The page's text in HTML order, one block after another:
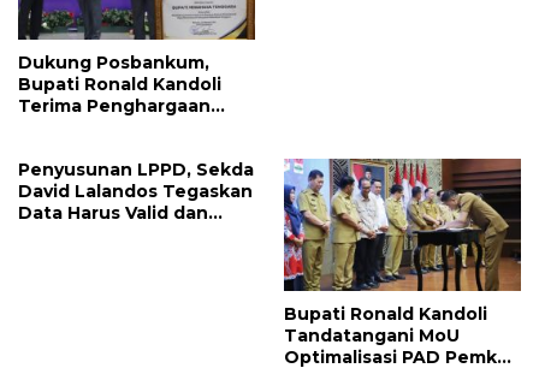
Dukung Posbankum,
Bupati Ronald Kandoli
Terima Penghargaan
Penyusunan LPPD, Sekda
David Lalandos Tegaskan
Data Harus Valid dan
Bupati Ronald Kandoli
Tandatangani MoU
Optimalisasi PAD Pemkab